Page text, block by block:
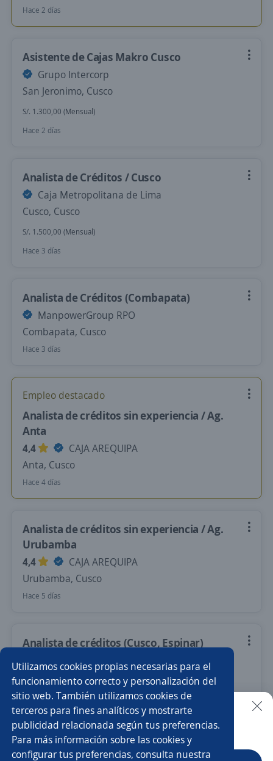
Hace 2 días
Asistente de Cajas Makro Cusco
Grupo Intercorp
San Jeronimo, Cusco
S/. 1.300,00 (Mensual)
Hace 2 días
Analista de Créditos / Cusco
Caja Metropolitana de Lima
Cusco, Cusco
S/. 1.500,00 (Mensual)
Hace 3 días
Analista de Créditos (Combapata)
ManpowerGroup RPO
Combapata, Cusco
Hace 3 días
Empleo destacado
Analista de créditos sin experiencia / Ag.
Anta
4,4
CAJA AREQUIPA
Anta, Cusco
Hace 4 días
Analista de créditos sin experiencia / Ag.
Urubamba
4,4
CAJA AREQUIPA
Urubamba, Cusco
Hace 5 días
Analista de créditos (Cusco, Espinar)
MANPOWER PERU S.A.C.
Espinar, Cusco
Hace 6 días
Nuevas ofertas de empleo
Buscar es más fácil en la app
Utilizamos cookies propias necesarias para el
funcionamiento correcto y personalización del
sitio web. También utilizamos cookies de
terceros para fines analíticos y mostrarte
publicidad relacionada según tus preferencias.
Para más información sobre las cookies y
configurar tus preferencias, consulta nuestra